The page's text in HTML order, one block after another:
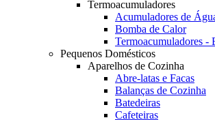
Termoacumuladores
Acumuladores de
Bomba de Calor
Termoacumuladores -
Pequenos Domésticos
Aparelhos de Cozinha
Abre-latas e Facas
Balanças de Cozinha
Batedeiras
Cafeteiras